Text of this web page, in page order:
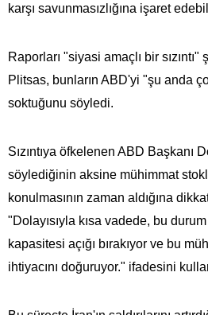
karşı savunmasızlığına işaret
Raporları "siyasi amaçlı bir
Plitsas, bunların ABD'yi "şu anda
soktuğunu söyledi.
Sızıntıya öfkelenen ABD Başkanı
söylediğinin aksine mühimmat
konulmasının zaman aldığına
"Dolayısıyla kısa vadede, bu
kapasitesi açığı bırakıyor ve bu
ihtiyacını doğuruyor." ifadesini